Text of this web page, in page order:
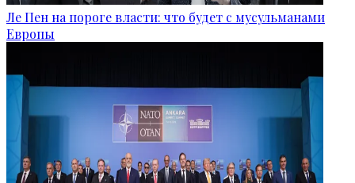
Ле Пен на пороге власти: что будет с мусульманами
Европы